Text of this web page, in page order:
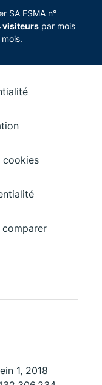
SA FSMA n°
visiteurs par mois
cookies
1, 2018